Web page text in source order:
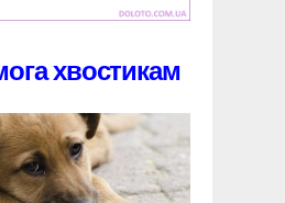
хвостикам